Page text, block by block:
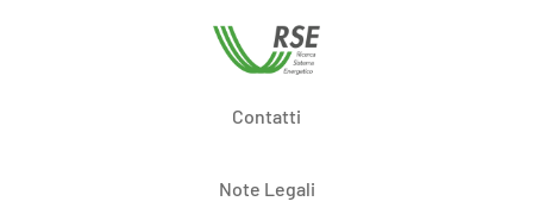
Contatti
Note Legali